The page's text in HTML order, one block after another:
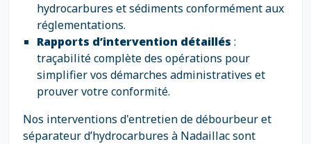
hydrocarbures et sédiments conformément aux
réglementations.
Rapports d’intervention détaillés :
traçabilité complète des opérations pour
simplifier vos démarches administratives et
prouver votre conformité.
Nos interventions d'entretien de débourbeur et
séparateur d’hydrocarbures à Nadaillac sont